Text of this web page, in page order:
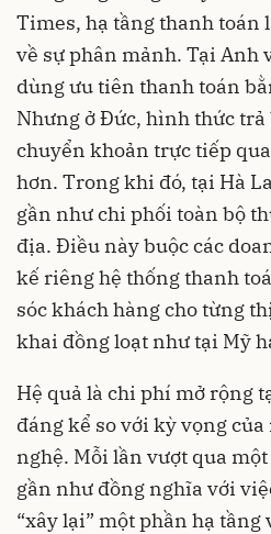
Times, hạ tầng thanh toán
về sự phân mảnh. Tại Anh
dùng ưu tiên thanh toán
Nhưng ở Đức, hình thức trả
chuyển khoản trực tiếp
hơn. Trong khi đó, tại Hà
gần như chi phối toàn bộ
địa. Điều này buộc các
kế riêng hệ thống thanh
sóc khách hàng cho từng
khai đồng loạt như tại Mỹ
Hệ quả là chi phí mở rộng
đáng kể so với kỳ vọng
nghệ. Mỗi lần vượt qua
gần như đồng nghĩa với
“xây lại” một phần hạ